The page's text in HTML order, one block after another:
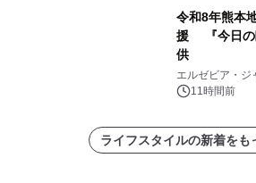
令和8年熊本
援 『今日の
供
エルゼビア・ジ
11時間前
ライフスタイルの新着をも